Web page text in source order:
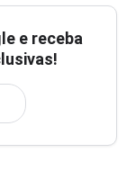
e receba